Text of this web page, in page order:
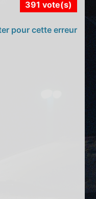
391 vote(s)
pour cette erreur